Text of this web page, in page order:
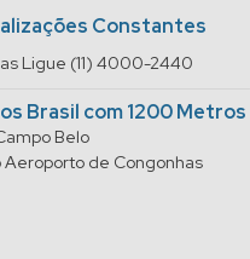
Constantes
Ligue (11) 4000-2440
Brasil com 1200 Metros
Belo
Aeroporto de Congonhas